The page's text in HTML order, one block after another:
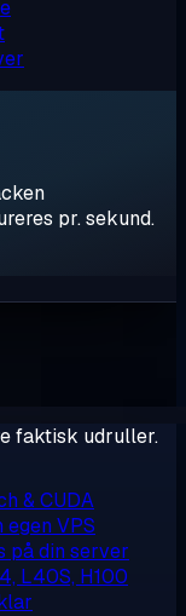
pr. sekund.
faktisk udruller.
& CUDA
VPS
på din server
L40S, H100